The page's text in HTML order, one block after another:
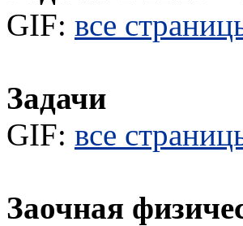
GIF: все
Задачи
GIF: все
Заочная